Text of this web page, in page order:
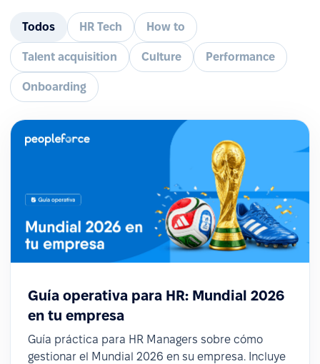
Todos HR Tech How to
Talent acquisition Culture Performance
Onboarding
Guía operativa para HR: Mundial 2026
en tu empresa
Guía práctica para HR Managers sobre cómo
gestionar el Mundial 2026 en su empresa. Incluye